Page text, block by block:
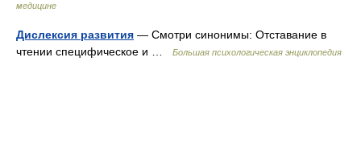
медицине
Дислексия развития — Смотри синонимы: Отставание в
чтении специфическое и …
Большая психологическая энциклопедия